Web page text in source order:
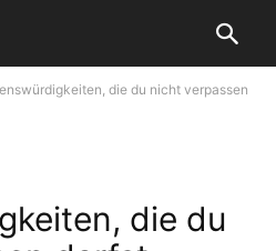
die du nicht verpassen
die du